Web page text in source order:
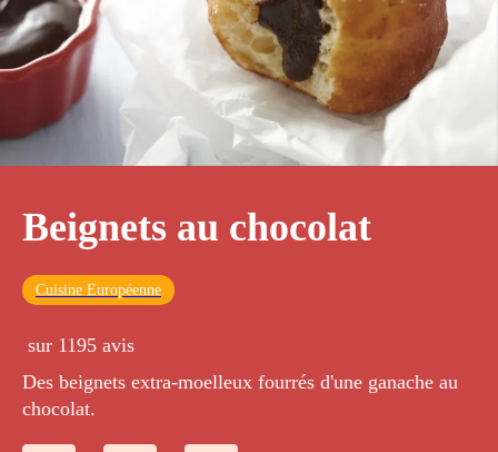
Beignets au chocolat
Cuisine Européenne
sur 1195 avis
Des beignets extra-moelleux fourrés d'une ganache au
chocolat.